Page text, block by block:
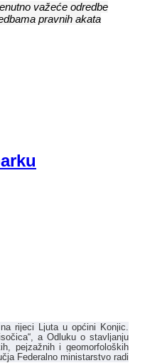
važeće odredbe
pravnih akata
rijeci Ljuta u općini Konjic.
a Odluku o stavljanju
pejzažnih i geomorfoloških
Federalno ministarstvo radi